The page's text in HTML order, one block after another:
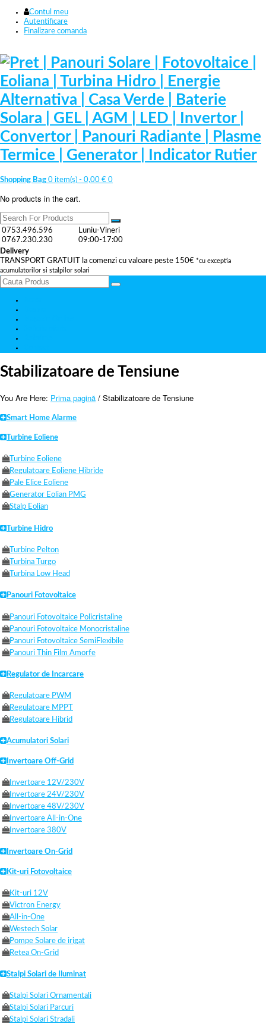
Contul meu
Autentificare
Finalizare comanda
Shopping Bag 0 item(s) - 0,00 € 0
No products in the cart.
0753.496.596
0767.230.230
Luniu-Vineri
09:00-17:00
Delivery
TRANSPORT GRATUIT la comenzi cu valoare peste 150€ *cu exceptia
acumulatorilor si stalpilor solari
Stabilizatoare de Tensiune
You Are Here: Prima pagină / Stabilizatoare de Tensiune
Smart Home Alarme
Turbine Eoliene
Turbine Eoliene
Regulatoare Eoliene Hibride
Pale Elice Eoliene
Generator Eolian PMG
Stalp Eolian
Turbine Hidro
Turbine Pelton
Turbina Turgo
Turbina Low Head
Panouri Fotovoltaice
Panouri Fotovoltaice Policristaline
Panouri Fotovoltaice Monocristaline
Panouri Fotovoltaice SemiFlexibile
Panouri Thin Film Amorfe
Regulator de Incarcare
Regulatoare PWM
Regulatoare MPPT
Regulatoare Hibrid
Acumulatori Solari
Invertoare Off-Grid
Invertoare 12V/230V
Invertoare 24V/230V
Invertoare 48V/230V
Invertoare All-in-One
Invertoare 380V
Invertoare On-Grid
Kit-uri Fotovoltaice
Kit-uri 12V
Victron Energy
All-in-One
Westech Solar
Pompe Solare de irigat
Retea On-Grid
Stalpi Solari de Iluminat
Stalpi Solari Ornamentali
Stalpi Solari Parcuri
Stalpi Solari Stradali